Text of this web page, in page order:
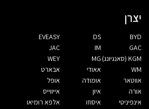
יצרן
BYD
DS
EVEASY
GAC
IM
JAC
KGM (סאנגיונג)
MG
WEY
WM
אאודי
אבארט
אווטאר
אומודה
אופל
אורה
איון
אייווייס
אינפיניטי
איסוזו
אלפא רומיאו